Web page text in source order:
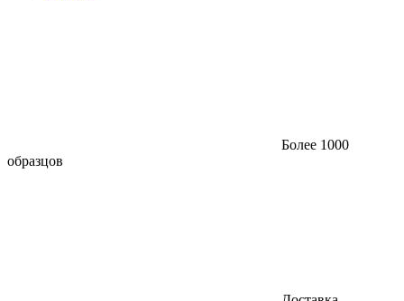
Более 1000
образцов